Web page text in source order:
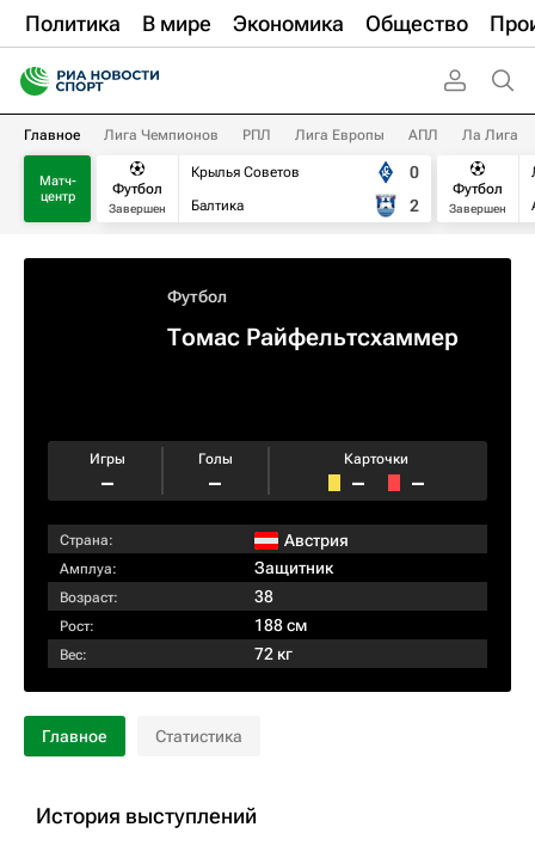
Политика В мире Экономика Общество
Главное Лига Чемпионов РПЛ Лига Европы АПЛ Ла Лига
Матч-
центр
Футбол
Завершен
Крылья Советов
Балтика
0
2
Футбол
Завершен
Футбол
Томас Райфельтсхаммер
Игры
–
Голы
–
Карточки
– –
Страна: Австрия
Амплуа: Защитник
Возраст: 38
Рост: 188 см
Вес: 72 кг
Главное Статистика
История выступлений